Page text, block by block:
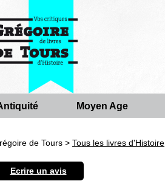
Moyen Age
de Tours > Tous les livres d'Histoire
Ecrire un avis